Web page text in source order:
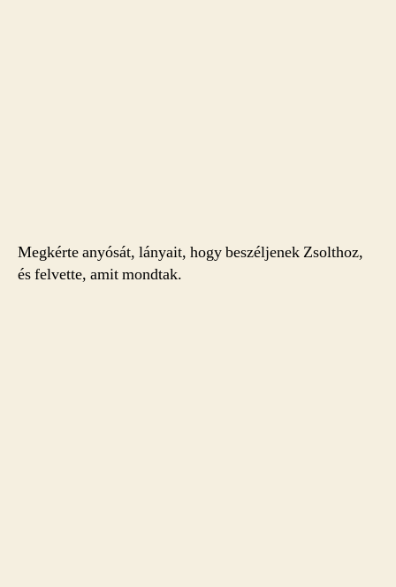
Megkérte anyósát, lányait, hogy beszéljenek Zsolthoz,
és felvette, amit mondtak.